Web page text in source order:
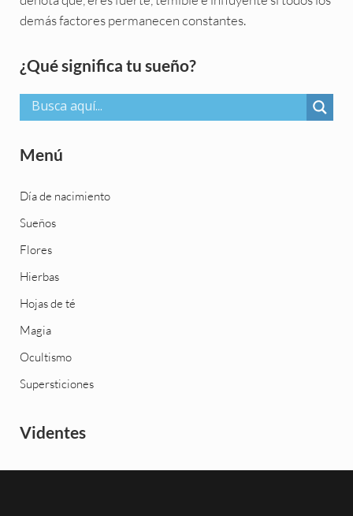
demás factores permanecen constantes.
Sidebar
¿Qué significa tu sueño?
Menú
Día de nacimiento
Sueños
Flores
Hierbas
Hojas de té
Magia
Ocultismo
Supersticiones
Videntes